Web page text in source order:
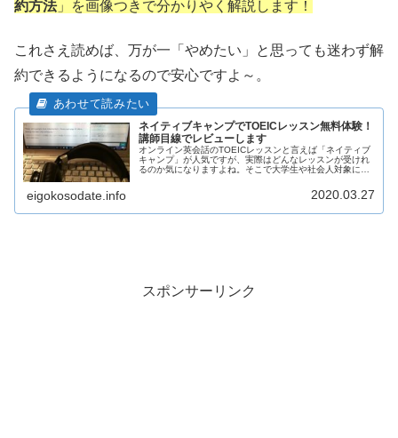
約方法」を画像つきで分かりやく解説します！
これさえ読めば、万が一「やめたい」と思っても迷わず解
約できるようになるので安心ですよ～。
ネイティブキャンプでTOEICレッスン無料体験！
講師目線でレビューします
オンライン英会話のTOEICレッスンと言えば「ネイティブ
キャンプ」が人気ですが、実際はどんなレッスンが受けれ
るのか気になりますよね。そこで大学生や社会人対象に
いきたいと思います！就活や会社の昇進などでTOEICスコ
アが必要な人はぜひ参考にしてみてください～。
eigokosodate.info 2020.03.27
スポンサーリンク